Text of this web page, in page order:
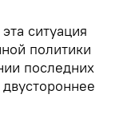
ситуация
политики
последних